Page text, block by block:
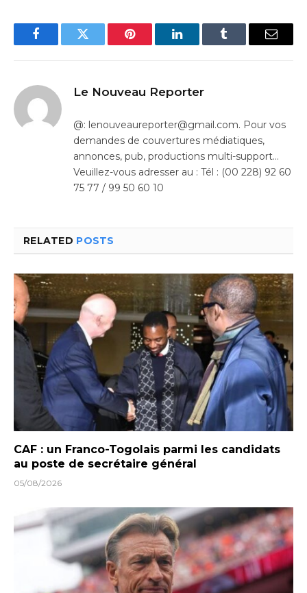
FacebookTwitter Pinterest LinkedInTumblr Email
Le Nouveau Reporter
@: lenouveaureporter@gmail.com. Pour vos
demandes de couvertures médiatiques,
annonces, pub, productions multi-support…
Veuillez-vous adresser au : Tél : (00 228) 92 60
75 77 / 99 50 60 10
RELATED POSTS
CAF : un Franco-Togolais parmi les candidats
au poste de secrétaire général
05/08/2026